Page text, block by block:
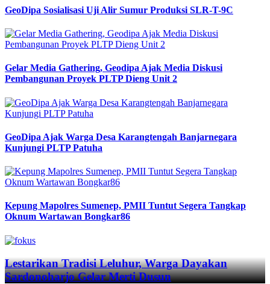
GeoDipa Sosialisasi Uji Alir Sumur Produksi SLR-T-9C
Gelar Media Gathering, Geodipa Ajak Media Diskusi
Pembangunan Proyek PLTP Dieng Unit 2
GeoDipa Ajak Warga Desa Karangtengah Banjarnegara
Kunjungi PLTP Patuha
Kepung Mapolres Sumenep, PMII Tuntut Segera Tangkap
Oknum Wartawan Bongkar86
Previous
Next
Lestarikan Tradisi Leluhur, Warga Dayakan
Sardonoharjo Gelar Merti Dusun